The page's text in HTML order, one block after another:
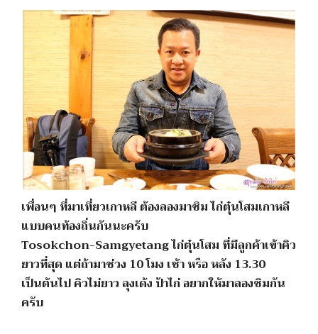
เพื่อนๆ ที่มาเที่ยวเกาหลี ต้องลองมาชิม ไก่ตุ๋นโสมเกาหลี
แบบคนท้องถิ่นกันนะครับ
Tosokchon-Samgyetang ไก่ตุ๋นโสม ที่มีลูกค้าเข้าคิว
ยาวที่สุด แต่ถ้ามาช่วง 10 โมง เช้า หรือ หลัง 13.30
เป็นต้นไป คิวไม่ยาว ลุงเด้ง ป้าไก่ อยากให้มาลองชิมกัน
ครับ